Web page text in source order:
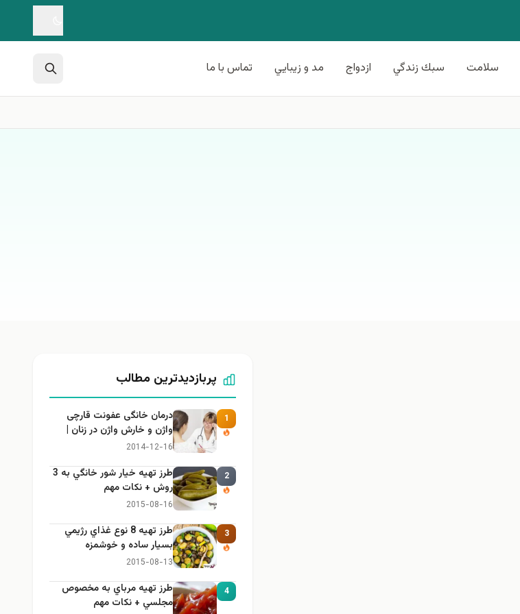
سلامت سبك زندگي ازدواج مد و زيبايي تماس با ما
پربازدیدترین مطالب
1
درمان خانگی عفونت قارچی
واژن و خارش واژن در زنان |
راهنمای کامل، ایمن و کاربردی
2014-12-16
2
طرز تهيه خیار شور خانگي به 3
روش + نكات مهم
2015-08-16
3
طرز تهيه 8 نوع غذاي رژيمي
بسيار ساده و خوشمزه
2015-08-13
4
طرز تهيه مرباي به مخصوص
مجلسي + نكات مهم